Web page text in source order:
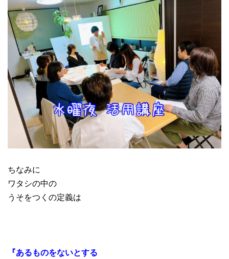
ちなみに
ワタシの中の
うそをつくの定義は
『あるものをないとする